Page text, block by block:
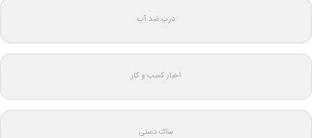
درب ضد آب
اخبار کسب و کار
ساک دستی